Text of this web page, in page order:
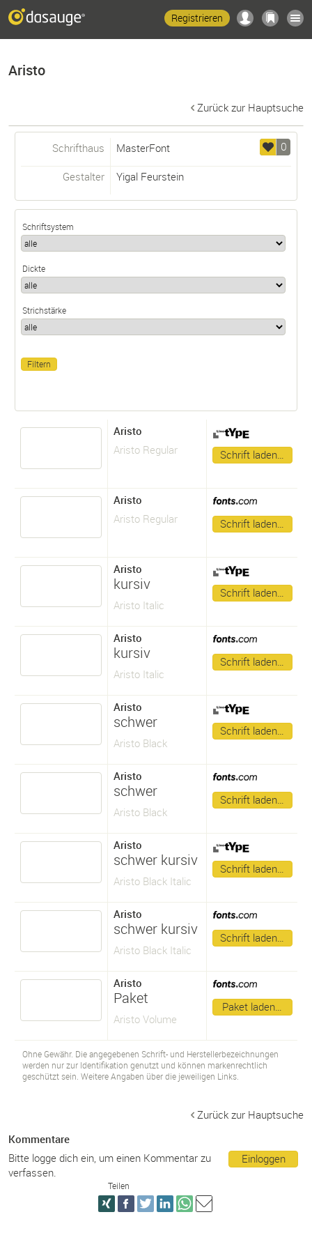
Registrieren
Aristo
Zurück zur Hauptsuche
0
Schrifthaus MasterFont
Gestalter Yigal Feurstein
Schriftsystem
Dickte
Strichstärke
Aristo
Aristo Regular
Schrift laden…
Aristo
Aristo Regular
Schrift laden…
Aristo
kursiv
Aristo Italic
Schrift laden…
Aristo
kursiv
Aristo Italic
Schrift laden…
Aristo
schwer
Aristo Black
Schrift laden…
Aristo
schwer
Aristo Black
Schrift laden…
Aristo
schwer kursiv
Aristo Black Italic
Schrift laden…
Aristo
schwer kursiv
Aristo Black Italic
Schrift laden…
Aristo
Paket
Aristo Volume
Paket laden…
Ohne Gewähr. Die angegebenen Schrift- und Herstellerbezeichnungen
werden nur zur Identifikation genutzt und können markenrechtlich
geschützt sein. Weitere Angaben über die jeweiligen Links.
Zurück zur Hauptsuche
Kommentare
Einloggen
Bitte logge dich ein, um einen Kommentar zu
verfassen.
Teilen